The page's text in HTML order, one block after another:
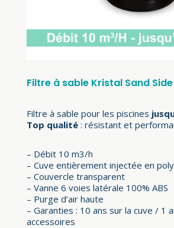
Filtre à sable Kristal Sand
Filtre à sable pour les piscines
Top qualité: résistant et
– Débit 10 m3/h
– Cuve entièrement injectée en
– Couvercle transparent
– Vanne 6 voies latérale 100% ABS
– Purge d’air haute
– Garanties : 10 ans sur la cuve / 1
accessoires